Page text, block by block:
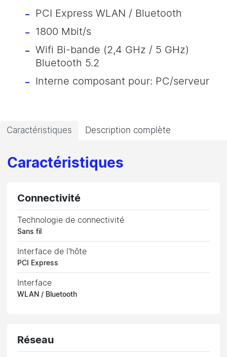
PCI Express WLAN / Bluetooth
1800 Mbit/s
Wifi Bi-bande (2,4 GHz / 5 GHz)
Bluetooth 5.2
Interne composant pour: PC/serveur
Caractéristiques Description complète
Caractéristiques
Connectivité
Technologie de connectivité
Sans fil
Interface de l'hôte
PCI Express
Interface
WLAN / Bluetooth
Réseau